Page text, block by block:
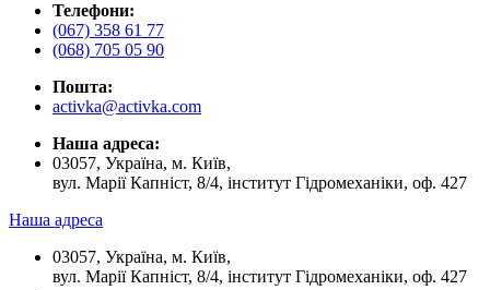
Телефони:
(067) 358 61 77
(068) 705 05 90
Пошта:
activka@activka.com
Наша адреса:
03057, Україна, м. Київ,
вул. Марії Капніст, 8/4, інститут Гідромеханіки, оф. 427
Наша адреса
03057, Україна, м. Київ,
вул. Марії Капніст, 8/4, інститут Гідромеханіки, оф. 427